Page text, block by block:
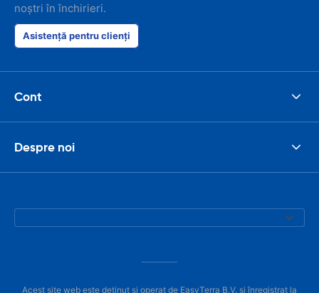
noștri în închirieri.
Asistență pentru clienți
Cont
Despre noi
Acest site web este deținut și operat de EasyTerra B.V. și înregistrat la